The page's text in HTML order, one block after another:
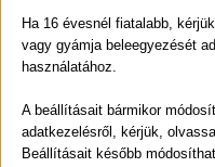
levünket, ez bár
viszont helyigényes.
Természetesen mindez
házi praktikákkal is
gyümölcsitalt készíteni.
Ha 16 évesnél fiatalabb,
vagy gyámja beleegyezését
használatához.
A beállításait bármikor
adatkezelésről, kérjük,
Beállításait később